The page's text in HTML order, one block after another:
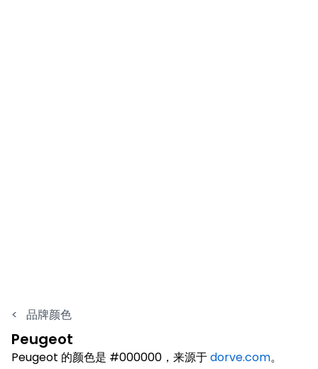
< 品牌颜色
Peugeot
Peugeot 的颜色是 #000000，来源于dorve.com。